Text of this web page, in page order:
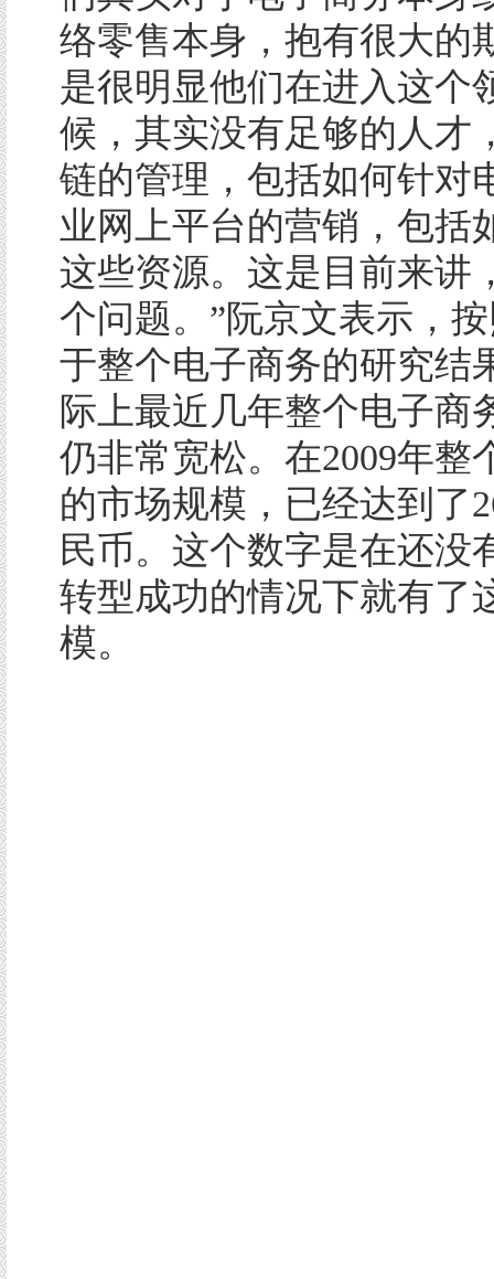
络零售本身，抱有很大的
是很明显他们在进入这个
候，其实没有足够的人才
链的管理，包括如何针对
业网上平台的营销，包括
这些资源。这是目前来讲
个问题。”阮京文表示，
于整个电子商务的研究结
际上最近几年整个电子商
仍非常宽松。在2009年整
的市场规模，已经达到了
民币。这个数字是在还没
转型成功的情况下就有了
模。